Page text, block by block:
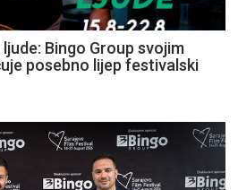
Bingo Group svojim
posebno lijep festivalski